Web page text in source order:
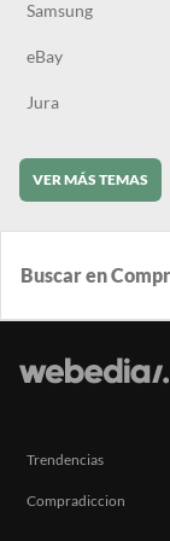
Samsung
eBay
Jura
VER MÁS TEMAS
Trendencias
Compradiccion